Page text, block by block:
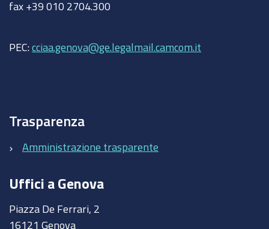
fax +39 010 2704.300
PEC: cciaa.genova@ge.legalmail.camcom.it
Trasparenza
Amministrazione trasparente
Uffici a Genova
Piazza De Ferrari, 2
16121 Genova